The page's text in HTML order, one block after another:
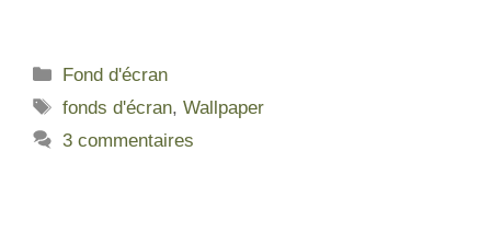
Fond d'écran
fonds d'écran,Wallpaper
3 commentaires